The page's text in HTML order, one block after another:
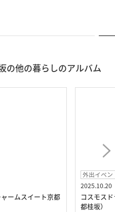
の他の暮らしのアルバム
ームスイート京都
外出イベン
2025.10.20
コスモス
都桂坂）